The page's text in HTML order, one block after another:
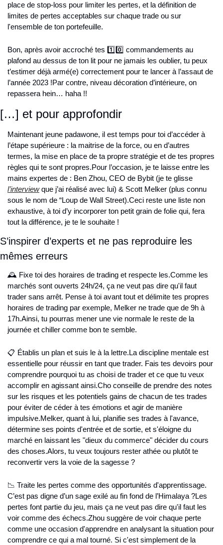
place de stop-loss pour limiter les pertes, et la définition de
limites de pertes acceptables sur chaque trade ou sur
l'ensemble de ton portefeuille.
Bon, après avoir accroché tes 1️⃣0️⃣ commandements au
plafond au dessus de ton lit pour ne jamais les oublier, tu peux
t’estimer déjà armé(e) correctement pour te lancer à l’assaut de
l’année 2023 !Par contre, niveau décoration d’intérieure, on
repassera hein… haha !!
[…] et pour approfondir
Maintenant jeune padawone, il est temps pour toi d’accéder à
l’étape supérieure : la maitrise de la force, ou en d’autres
termes, la mise en place de ta propre stratégie et de tes propres
règles qui te sont propres.Pour l’occasion, je te laisse entre les
l’interview que j’ai réalisé avec lui) & Scott Melker (plus connu
sous le nom de “Loup de Wall Street).Ceci reste une liste non
exhaustive, à toi d’y incorporer ton petit grain de folie qui, fera
tout la différence, je te le souhaite !
S’inspirer d’experts et ne pas reproduire les
mêmes erreurs
🕰 Fixe toi des horaires de trading et respecte les.Comme les
marchés sont ouverts 24h/24, ça ne veut pas dire qu'il faut
trader sans arrêt. Pense à toi avant tout et délimite tes propres
horaires de trading par exemple, Melker ne trade que de 9h à
17h.Ainsi, tu pourras mener une vie normale le reste de la
journée et chiller comme bon te semble.
📋 Établis un plan et suis le à la lettre.La discipline mentale est
essentielle pour réussir en tant que trader. Fais tes devoirs pour
comprendre pourquoi tu as choisi de trader et ce que tu veux
accomplir en agissant ainsi.Cho conseille de prendre des notes
sur les risques et les potentiels gains de chacun de tes trades
pour éviter de céder à tes émotions et agir de manière
impulsive.Melker, quant à lui, planifie ses trades à l'avance,
détermine ses points d'entrée et de sortie, et s'éloigne du
marché en laissant les "dieux du commerce" décider du cours
des choses.Alors, tu veux toujours rester athée ou plutôt te
reconvertir vers la voie de la sagesse ?
📉 Traite les pertes comme des opportunités d'apprentissage.
C’est pas digne d’un sage exilé au fin fond de l’Himalaya ?Les
pertes font partie du jeu, mais ça ne veut pas dire qu'il faut les
voir comme des échecs.Zhou suggère de voir chaque perte
comme une occasion d'apprendre en analysant la situation pour
comprendre ce qui a mal tourné. Si c'est simplement de la